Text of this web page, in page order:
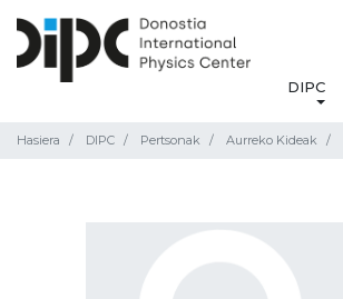
DIPC
Hasiera DIPC Pertsonak Aurreko Kideak